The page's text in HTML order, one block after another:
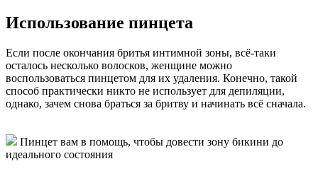
Использование пинцета
Если после окончания бритья интимной зоны, всё-таки
осталось несколько волосков, женщине можно
воспользоваться пинцетом для их удаления. Конечно, такой
способ практически никто не использует для депиляции,
однако, зачем снова браться за бритву и начинать всё сначала.
Пинцет вам в помощь, чтобы довести зону бикини до
идеального состояния